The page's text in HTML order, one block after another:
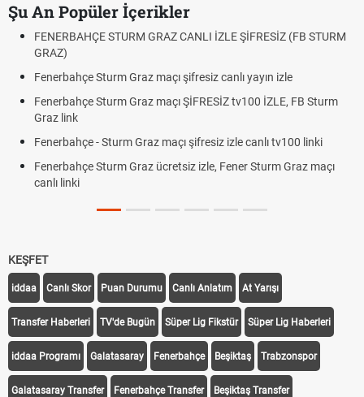
Şu An Popüler İçerikler
FENERBAHÇE STURM GRAZ CANLI İZLE ŞİFRESİZ (FB STURM
GRAZ)
Fenerbahçe Sturm Graz maçı şifresiz canlı yayın izle
Fenerbahçe Sturm Graz maçı ŞİFRESİZ tv100 İZLE, FB Sturm
Graz link
Fenerbahçe - Sturm Graz maçı şifresiz izle canlı tv100 linki
Fenerbahçe Sturm Graz ücretsiz izle, Fener Sturm Graz maçı
canlı linki
KEŞFET
iddaa Canlı Skor Puan Durumu Canlı Anlatım At Yarışı
Transfer Haberleri TV'de Bugün Süper Lig Fikstür Süper Lig Haberleri
iddaa Programı Galatasaray Fenerbahçe Beşiktaş Trabzonspor
Galatasaray Transfer Fenerbahçe Transfer Beşiktaş Transfer